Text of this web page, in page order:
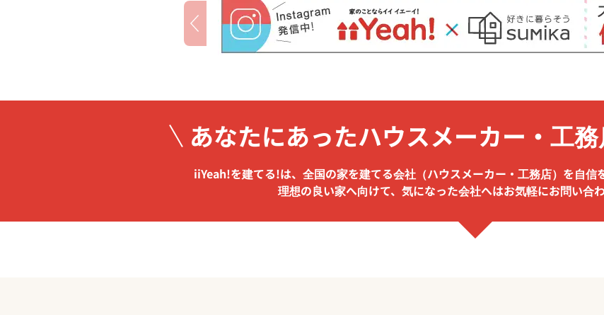
あなたにあったハウスメーカー・ 工
iiYeah!を建てる!は、全国の家を建てる会社（ハウスメーカー・工務店）を自信
理想の良い家へ向けて、気になった会社へはお気軽にお問い合